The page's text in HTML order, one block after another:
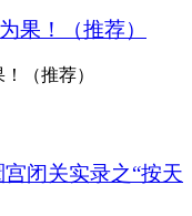
果！（推荐）
闭关实录之“按天